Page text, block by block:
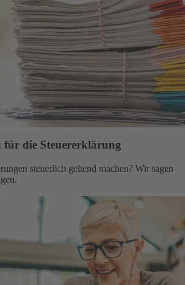
für die Steuererklärung
steuerlich geltend machen? Wir sagen